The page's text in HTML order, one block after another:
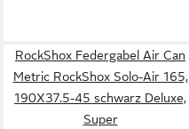
RockShox Federgabel Air Can
Metric RockShox Solo-Air 165,
190X37.5-45 schwarz Deluxe,
Super